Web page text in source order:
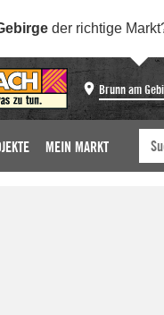
der richtige
Brunn am
MEIN MARKT